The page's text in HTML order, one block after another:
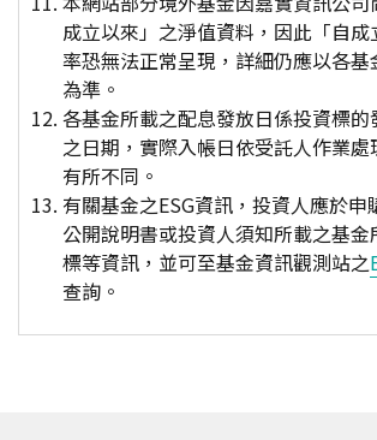
成立以來」之淨值資料，因此「自成
率恐無法正常呈現，詳細仍應以各基
為準。
各基金所載之配息發放日係投資標
之日期，實際入帳日依受託人作業
有所不同。
有關基金之ESG資訊，投資人應於申
公開說明書或投資人須知所載之基金
標等資訊，並可至基金資訊觀測站之
查詢。